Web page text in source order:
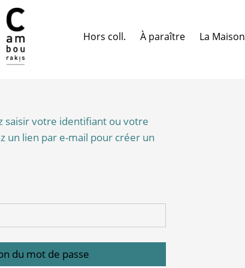
Hors coll. À paraître La Maison
saisir votre identifiant ou votre
un lien par e-mail pour créer un
du mot de passe